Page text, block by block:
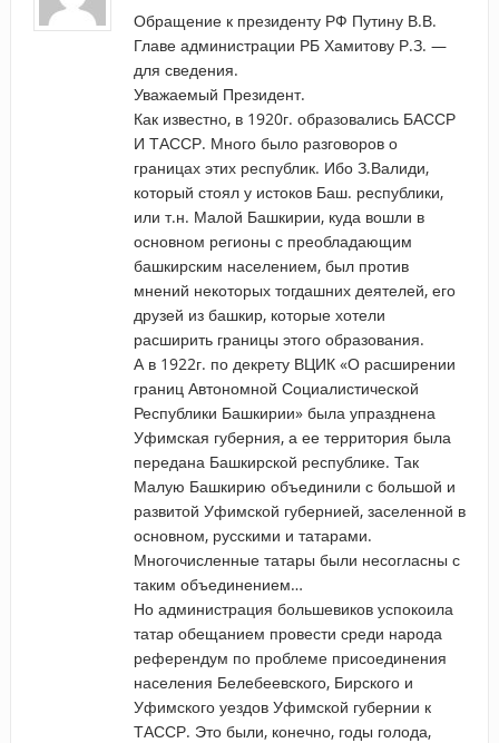
Обращение к президенту РФ Путину В.В.
Главе администрации РБ Хамитову Р.З. —
для сведения.
Уважаемый Президент.
Как известно, в 1920г. образовались БАССР
И ТАССР. Много было разговоров о
границах этих республик. Ибо З.Валиди,
который стоял у истоков Баш. республики,
или т.н. Малой Башкирии, куда вошли в
основном регионы с преобладающим
башкирским населением, был против
мнений некоторых тогдашних деятелей, его
друзей из башкир, которые хотели
расширить границы этого образования.
А в 1922г. по декрету ВЦИК «О расширении
границ Автономной Социалистической
Республики Башкирии» была упразднена
Уфимская губерния, а ее территория была
передана Башкирской республике. Так
Малую Башкирию объединили с большой и
развитой Уфимской губернией, заселенной в
основном, русскими и татарами.
Многочисленные татары были несогласны с
таким объединением…
Но администрация большевиков успокоила
татар обещанием провести среди народа
референдум по проблеме присоединения
населения Белебеевского, Бирского и
Уфимского уездов Уфимской губернии к
ТАССР. Это были, конечно, годы голода,